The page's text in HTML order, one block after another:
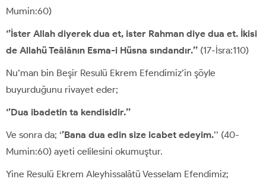
Mumin:60)
‘’İster Allah diyerek dua et, ister Rahman diye dua et. İkisi
de Allahü Teâlânın Esma-i Hüsna sındandır.’’ (17-İsra:110)
Nu’man bin Beşir Resulü Ekrem Efendimiz’in şöyle
buyurduğunu rivayet eder;
‘’Dua ibadetin ta kendisidir.’’
Ve sonra da; ‘’Bana dua edin size icabet edeyim.’’ (40-
Mumin:60) ayeti celilesini okumuştur.
Yine Resulü Ekrem Aleyhissalâtü Vesselam Efendimiz;